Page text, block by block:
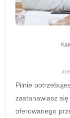
Pilnie
zastanawiasz
oferowanego